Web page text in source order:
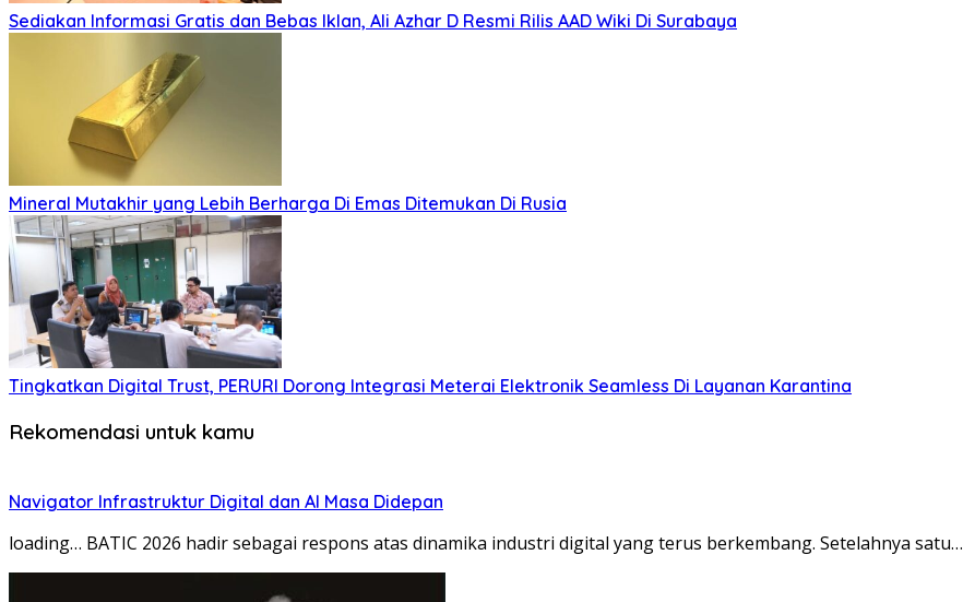
Sediakan Informasi Gratis dan Bebas Iklan, Ali Azhar D Resmi Rilis AAD Wiki Di Surabaya
Mineral Mutakhir yang Lebih Berharga Di Emas Ditemukan Di Rusia
Tingkatkan Digital Trust, PERURI Dorong Integrasi Meterai Elektronik Seamless Di Layanan Karantina
Rekomendasi untuk kamu
Navigator Infrastruktur Digital dan AI Masa Didepan
loading… BATIC 2026 hadir sebagai respons atas dinamika industri digital yang terus berkembang. Setelahnya satu…